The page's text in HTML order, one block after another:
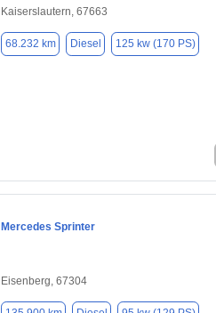
Kaiserslautern, 67663
68.232 km Diesel 125 kw (170 PS)
Mercedes Sprinter
Eisenberg, 67304